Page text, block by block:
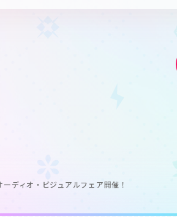
ディオ・ビジュアルフェア開催！